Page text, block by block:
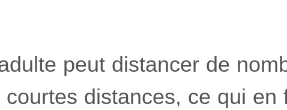
peut distancer de
distances, ce qui en